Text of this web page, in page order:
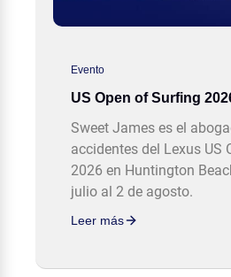
Evento
US Open of Surfing
Sweet James es el
accidentes del Lexus US
2026 en Huntington
julio al 2 de agosto.
Leer más